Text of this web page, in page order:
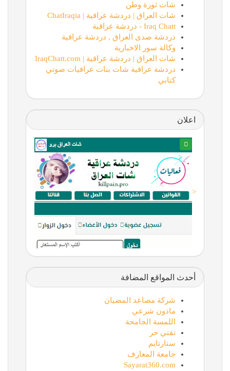
شات ثورة وطن
شات العراق | دردشة عراقية | ChatIraqia
Iraq Chatt - دردشة عراقية
دردشة صدى العراق , دردشة عراقية
وكالة سور الاخبارية
شات العراق | دردشة عراقية | IraqChatt.com
دردشة عراقية شات بنات عراقيات صوتي
كتابي
اعلان
<
أحدث المواقع المضافة
شركة مصاعد المضيان
ماذون شرعي
اللمسة الجامحة
تقني حر
ستارتايم
جامعة المعارف
Sayarat360.com